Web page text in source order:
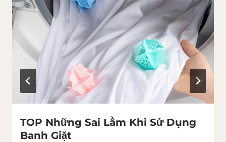
TOP Những Sai Lầm Khi Sử Dụng
Banh Giặt